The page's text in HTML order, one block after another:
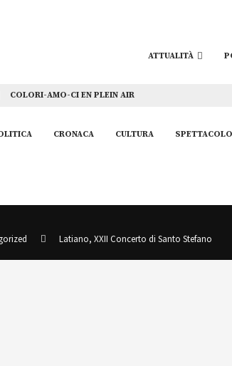
ATTUALITÀ
COLORI-AMO-CI EN PLEIN AIR
CRONACA CULTURA SPETTACOLO
Latiano, XXII Concerto di Santo Stefano